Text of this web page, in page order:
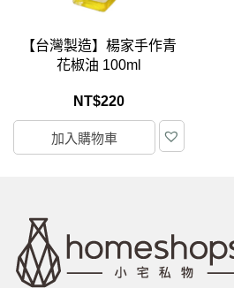
【台灣製造】楊家手作青
花椒油 100ml
NT$220
加入購物車